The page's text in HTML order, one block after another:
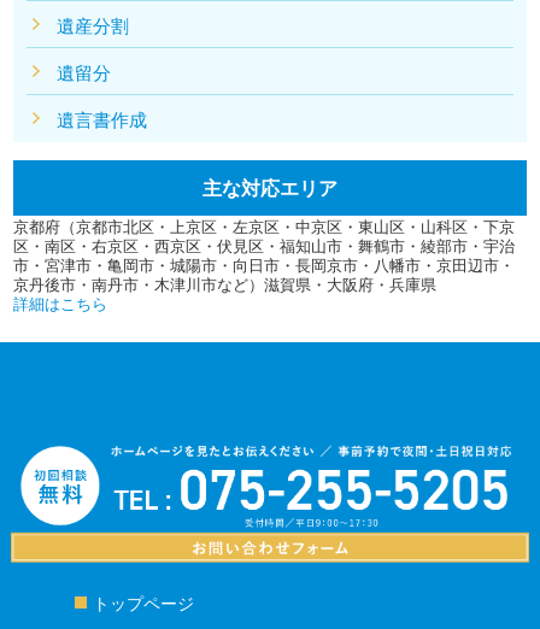
遺産分割
遺留分
遺言書作成
主な対応エリア
京都府（京都市北区・上京区・左京区・中京区・東山区・山科区・下京
区・南区・右京区・西京区・伏見区・福知山市・舞鶴市・綾部市・宇治
市・宮津市・亀岡市・城陽市・向日市・長岡京市・八幡市・京田辺市・
京丹後市・南丹市・木津川市など）滋賀県・大阪府・兵庫県
詳細はこちら
トップページ